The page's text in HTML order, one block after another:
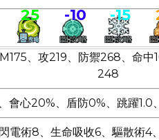
25 -10 -15
、攻219、防禦268、命中
248
會心20%、盾防0%、跳躍1.0
電術8、生命吸收6、驅散術4